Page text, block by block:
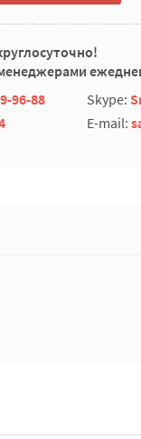
96-88 Skype:
E-mail: